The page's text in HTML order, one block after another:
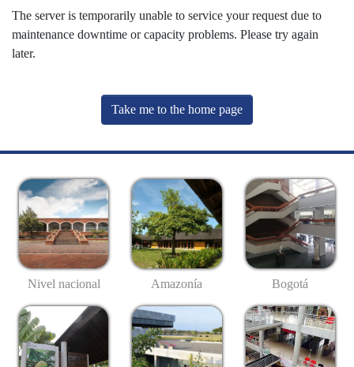
The server is temporarily unable to service your request due to
maintenance downtime or capacity problems. Please try again
later.
Take me to the home page
Nivel nacional Amazonía Bogotá